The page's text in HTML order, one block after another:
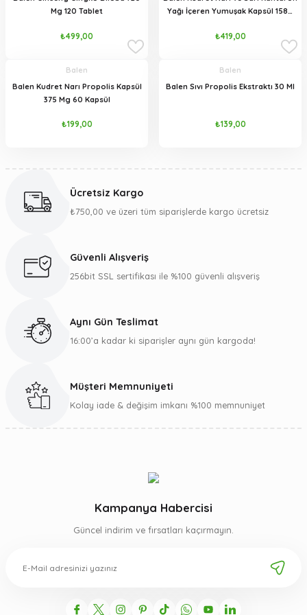
Hamilelik veya emzirme döneminde olan kişilerin ürünü kullanmadan önce
doktora ya da sağlık uzmanına danışması önerilir.
Düzenli ilaç kullananlar Balen
Spirulina tüketebilir mi?
Düzenli ilaç kullananlar, kronik hastalığı bulunanlar veya özel bir sağlık
durumu olanlar ürünü kullanmadan önce sağlık uzmanına danışmalıdır.
Balen Spirulina nasıl
saklanmalıdır?
Balen Spirulina çocuklar için uygun
mudur?
Takviye edici gıdalar normal
beslenmenin yerine geçer mi?
Sağlıklı yaşam alışkanlıklarını desteklemek amacıyla kullanılır.
Mg 120 Tablet
₺499,00
Yağı İçeren Yumuşak Kapsül 1580
₺419,00
Balen
Balen Kudret Narı Propolis Kapsül
375 Mg 60 Kapsül
₺199,00
Balen
Balen Sıvı Propolis Ekstraktı 30 Ml
₺139,00
Ücretsiz Kargo
₺750,00 ve üzeri tüm siparişlerde kargo ücretsiz
Güvenli Alışveriş
256bit SSL sertifikası ile %100 güvenli alışveriş
Aynı Gün Teslimat
16:00’a kadar ki siparişler aynı gün kargoda!
Müşteri Memnuniyeti
Kolay iade & değişim imkanı %100 memnuniyet
Kampanya Habercisi
Güncel indirim ve fırsatları kaçırmayın.